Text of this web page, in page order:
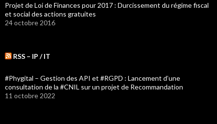
Projet de Loi de Finances pour 2017 : Durcissement du régime fiscal
et social des actions gratuites
24 octobre 2016
RSS – IP / IT
#Phygital – Gestion des API et #RGPD : Lancement d’une
consultation de la #CNIL sur un projet de Recommandation
11 octobre 2022